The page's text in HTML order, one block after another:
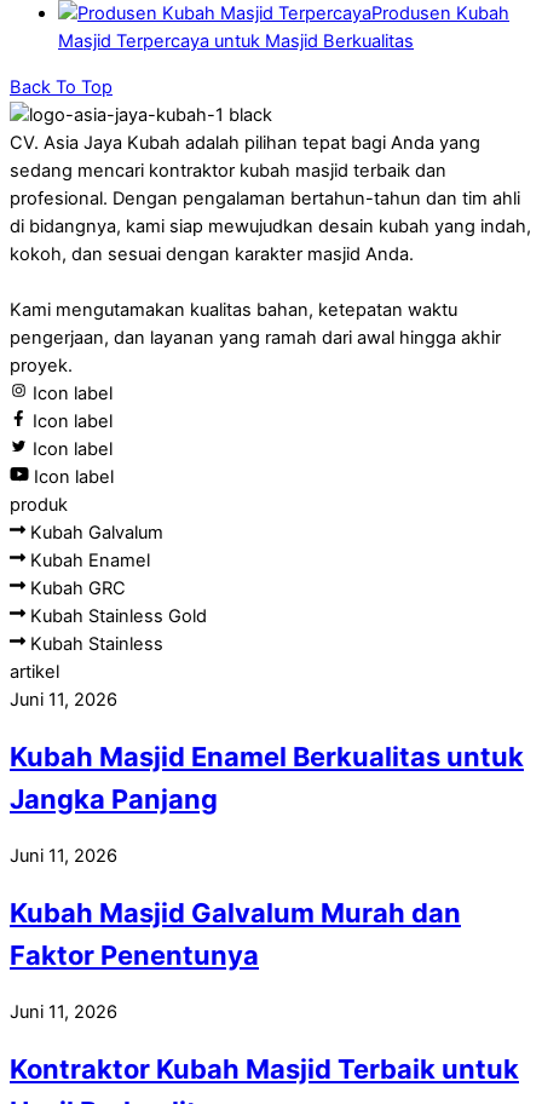
Produsen Kubah
Masjid Terpercaya untuk Masjid Berkualitas
Back To Top
CV. Asia Jaya Kubah adalah pilihan tepat bagi Anda yang
sedang mencari kontraktor kubah masjid terbaik dan
profesional. Dengan pengalaman bertahun-tahun dan tim ahli
di bidangnya, kami siap mewujudkan desain kubah yang indah,
kokoh, dan sesuai dengan karakter masjid Anda.
Kami mengutamakan kualitas bahan, ketepatan waktu
pengerjaan, dan layanan yang ramah dari awal hingga akhir
proyek.
Icon label
Icon label
Icon label
Icon label
produk
Kubah Galvalum
Kubah Enamel
Kubah GRC
Kubah Stainless Gold
Kubah Stainless
artikel
Juni 11, 2026
Kubah Masjid Enamel Berkualitas untuk
Jangka Panjang
Juni 11, 2026
Kubah Masjid Galvalum Murah dan
Faktor Penentunya
Juni 11, 2026
Kontraktor Kubah Masjid Terbaik untuk